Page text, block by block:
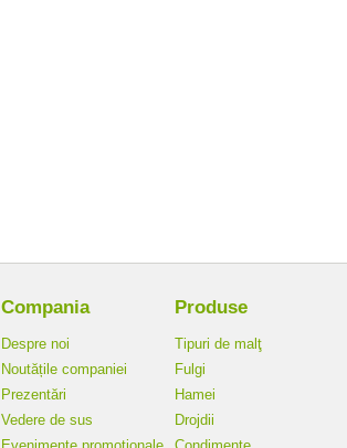
Compania
Despre noi
Noutățile companiei
Prezentări
Vedere de sus
Produse
Tipuri de malţ
Fulgi
Hamei
Drojdii